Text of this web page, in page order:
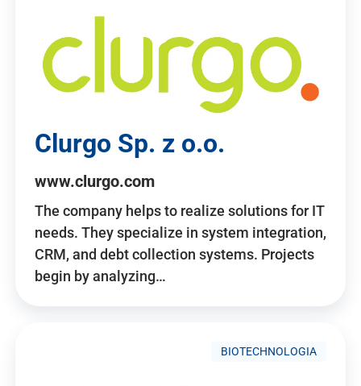
Clurgo Sp. z o.o.
www.clurgo.com
The company helps to realize solutions for IT
needs. They specialize in system integration,
CRM, and debt collection systems. Projects
begin by analyzing…
BIOTECHNOLOGIA